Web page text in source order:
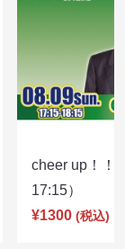
cheer up！
17:15）
¥1300 (税込)